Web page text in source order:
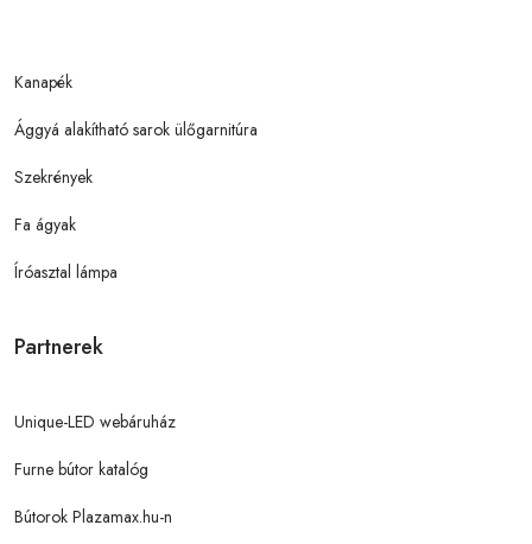
Kanapék
Ággyá alakítható sarok ülőgarnitúra
Szekrények
Fa ágyak
Íróasztal lámpa
Partnerek
Unique-LED webáruház
Furne bútor katalóg
Bútorok Plazamax.hu-n